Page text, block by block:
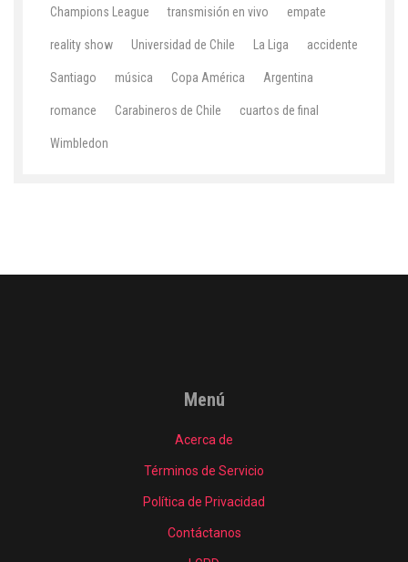
Champions League transmisión en vivo empate
reality show Universidad de Chile La Liga accidente
Santiago música Copa América Argentina
romance Carabineros de Chile cuartos de final
Wimbledon
Menú
Acerca de
Términos de Servicio
Política de Privacidad
Contáctanos